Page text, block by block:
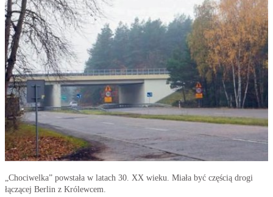
„Chociwelka” powstała w latach 30. XX wieku. Miała być częścią drogi
łączącej Berlin z Królewcem.